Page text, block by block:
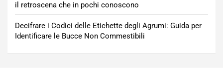
il retroscena che in pochi conoscono
Decifrare i Codici delle Etichette degli Agrumi: Guida per
Identificare le Bucce Non Commestibili